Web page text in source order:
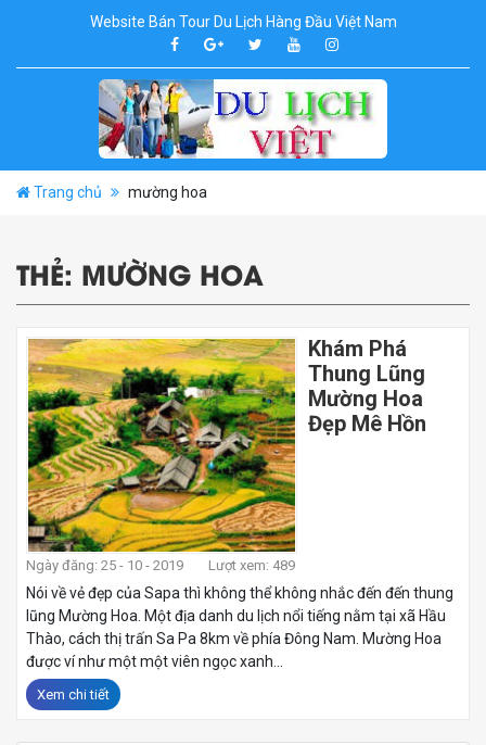
Website Bán Tour Du Lịch Hàng Đầu Việt Nam
Trang chủ mường hoa
THẺ: MƯỜNG HOA
Khám Phá
Thung Lũng
Mường Hoa
Đẹp Mê Hồn
Ngày đăng: 25 - 10 - 2019 Lượt xem: 489
Nói về vẻ đẹp của Sapa thì không thể không nhắc đến đến thung
lũng Mường Hoa. Một địa danh du lịch nổi tiếng nằm tại xã Hầu
Thào, cách thị trấn Sa Pa 8km về phía Đông Nam. Mường Hoa
được ví như một một viên ngọc xanh...
Xem chi tiết